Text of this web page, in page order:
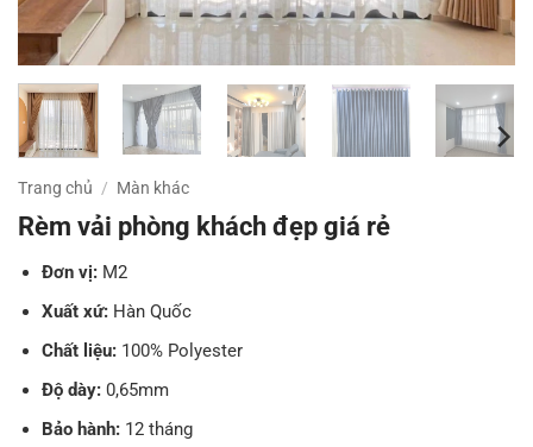
Trang chủ / Màn khác
Rèm vải phòng khách đẹp giá rẻ
Đơn vị: M2
Xuất xứ:Hàn Quốc
Chất liệu:100% Polyester
Độ dày:0,65mm
Bảo hành:12 tháng